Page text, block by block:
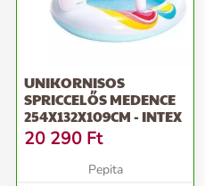
UNIKORNISOS
SPRICCELŐS MEDENCE
254X132X109CM - INTEX
20 290 Ft
Pepita